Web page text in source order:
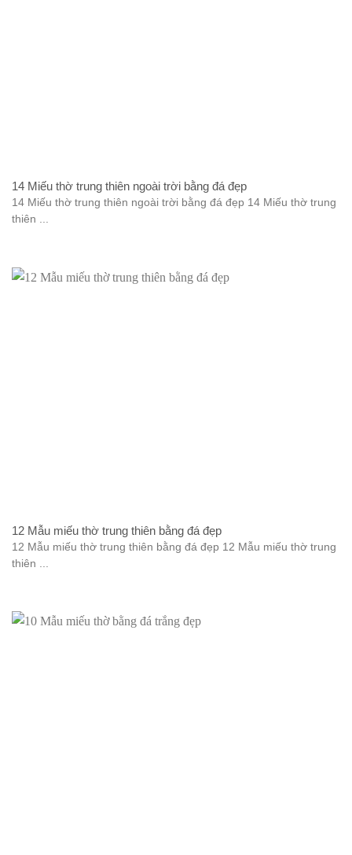
14 Miếu thờ trung thiên ngoài trời bằng đá đẹp
14 Miếu thờ trung thiên ngoài trời bằng đá đẹp 14 Miếu thờ trung
thiên ...
12 Mẫu miếu thờ trung thiên bằng đá đẹp
12 Mẫu miếu thờ trung thiên bằng đá đẹp 12 Mẫu miếu thờ trung
thiên ...